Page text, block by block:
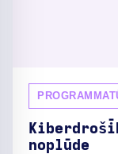
noplūde